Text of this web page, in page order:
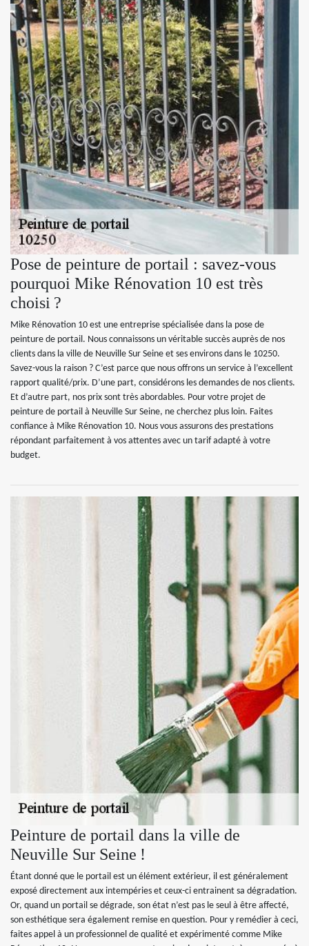
Pose de peinture de portail : savez-vous
pourquoi Mike Rénovation 10 est très
choisi ?
Mike Rénovation 10 est une entreprise spécialisée dans la pose de
peinture de portail. Nous connaissons un véritable succès auprès de nos
clients dans la ville de Neuville Sur Seine et ses environs dans le 10250.
Savez-vous la raison ? C’est parce que nous offrons un service à l’excellent
rapport qualité/prix. D’une part, considérons les demandes de nos clients.
Et d’autre part, nos prix sont très abordables. Pour votre projet de
peinture de portail à Neuville Sur Seine, ne cherchez plus loin. Faites
confiance à Mike Rénovation 10. Nous vous assurons des prestations
répondant parfaitement à vos attentes avec un tarif adapté à votre
budget.
Peinture de portail dans la ville de
Neuville Sur Seine !
Étant donné que le portail est un élément extérieur, il est généralement
exposé directement aux intempéries et ceux-ci entrainent sa dégradation.
Or, quand un portail se dégrade, son état n’est pas le seul à être affecté,
son esthétique sera également remise en question. Pour y remédier à ceci,
faites appel à un professionnel de qualité et expérimenté comme Mike